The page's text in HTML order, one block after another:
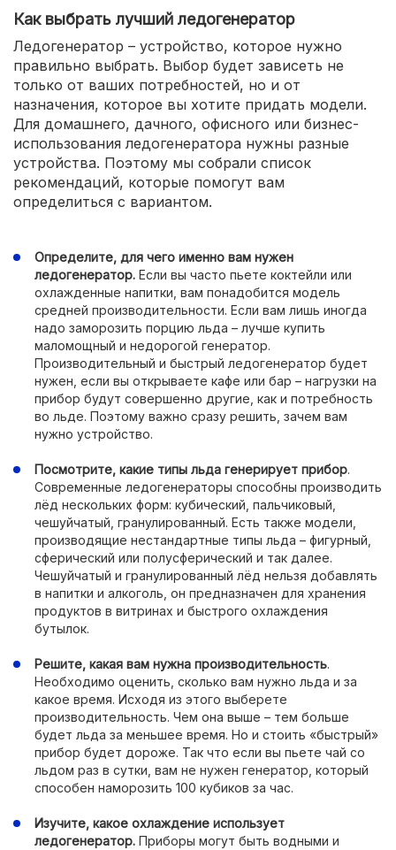
Как выбрать лучший ледогенератор
Ледогенератор – устройство, которое нужно
правильно выбрать. Выбор будет зависеть не
только от ваших потребностей, но и от
назначения, которое вы хотите придать модели.
Для домашнего, дачного, офисного или бизнес-
использования ледогенератора нужны разные
устройства. Поэтому мы собрали список
рекомендаций, которые помогут вам
определиться с вариантом.
Определите, для чего именно вам нужен
ледогенератор. Если вы часто пьете коктейли или
охлажденные напитки, вам понадобится модель
средней производительности. Если вам лишь иногда
надо заморозить порцию льда – лучше купить
маломощный и недорогой генератор.
Производительный и быстрый ледогенератор будет
нужен, если вы открываете кафе или бар – нагрузки на
прибор будут совершенно другие, как и потребность
во льде. Поэтому важно сразу решить, зачем вам
нужно устройство.
Посмотрите, какие типы льда генерирует прибор.
Современные ледогенераторы способны производить
лёд нескольких форм: кубический, пальчиковый,
чешуйчатый, гранулированный. Есть также модели,
производящие нестандартные типы льда – фигурный,
сферический или полусферический и так далее.
Чешуйчатый и гранулированный лёд нельзя добавлять
в напитки и алкоголь, он предназначен для хранения
продуктов в витринах и быстрого охлаждения
бутылок.
Решите, какая вам нужна производительность.
Необходимо оценить, сколько вам нужно льда и за
какое время. Исходя из этого выберете
производительность. Чем она выше – тем больше
будет льда за меньшее время. Но и стоить «быстрый»
прибор будет дороже. Так что если вы пьете чай со
льдом раз в сутки, вам не нужен генератор, который
способен наморозить 100 кубиков за час.
Изучите, какое охлаждение использует
ледогенератор. Приборы могут быть водными и